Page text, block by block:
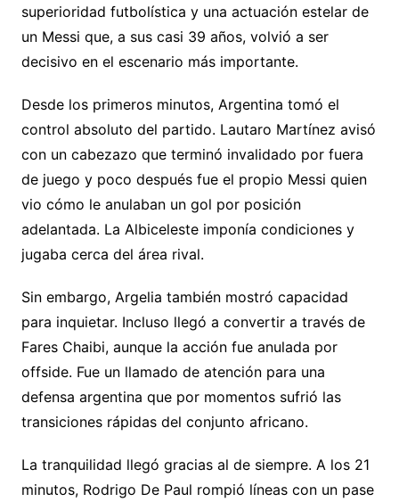
superioridad futbolística y una actuación estelar de
un Messi que, a sus casi 39 años, volvió a ser
decisivo en el escenario más importante.
Desde los primeros minutos, Argentina tomó el
control absoluto del partido. Lautaro Martínez avisó
con un cabezazo que terminó invalidado por fuera
de juego y poco después fue el propio Messi quien
vio cómo le anulaban un gol por posición
adelantada. La Albiceleste imponía condiciones y
jugaba cerca del área rival.
Sin embargo, Argelia también mostró capacidad
para inquietar. Incluso llegó a convertir a través de
Fares Chaibi, aunque la acción fue anulada por
offside. Fue un llamado de atención para una
defensa argentina que por momentos sufrió las
transiciones rápidas del conjunto africano.
La tranquilidad llegó gracias al de siempre. A los 21
minutos, Rodrigo De Paul rompió líneas con un pase